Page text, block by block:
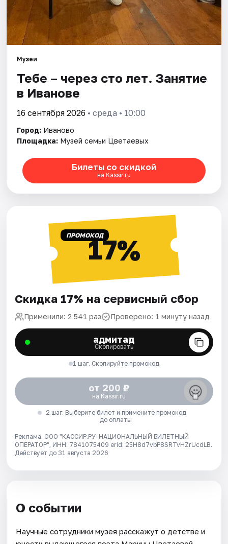
Музеи
Тебе – через сто лет. Занятие
в Иванове
16 сентября 2026 • среда • 10:00
Город: Иваново
Площадка: Музей семьи Цветаевых
Билеты со скидкой
на Kassir.ru
ПРОМОКОД17%
Скидка 17% на сервисный сбор
Применили: 2 541 раз Проверено: 1 минуту назад
адмитад
Скопировать
1 шаг. Скопируйте промокод
от 200 ₽
на Kassir.ru
2 шаг. Выберите билет и примените промокод
до оплаты
Реклама. ООО "КАССИР.РУ-НАЦИОНАЛЬНЫЙ БИЛЕТНЫЙ
ОПЕРАТОР", ИНН: 7841075409 erid: 25H8d7vbP8SRTvHZrUcdLB.
Действует до 31 августа 2026
О событии
Научные сотрудники музея расскажут о детстве и